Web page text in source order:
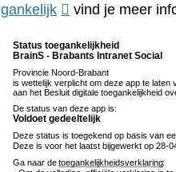
(verwijst
een
andere
website)
vind je meer